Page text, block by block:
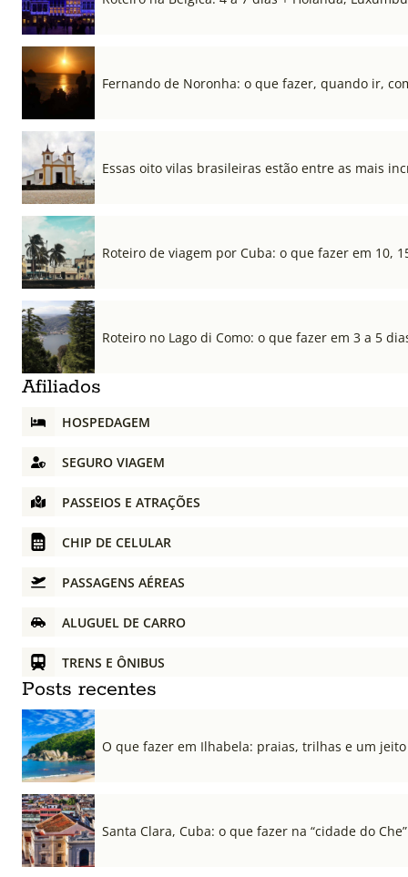
Fernando de Noronha: o que fazer, quando ir,
Essas oito vilas brasileiras estão entre as mais
Roteiro de viagem por Cuba: o que fazer em 10,
Roteiro no Lago di Como: o que fazer em 3 a 5
Afiliados
HOSPEDAGEM
SEGURO VIAGEM
PASSEIOS E ATRAÇÕES
CHIP DE CELULAR
PASSAGENS AÉREAS
ALUGUEL DE CARRO
TRENS E ÔNIBUS
Posts recentes
O que fazer em Ilhabela: praias, trilhas e um
Santa Clara, Cuba: o que fazer na “cidade do Che”